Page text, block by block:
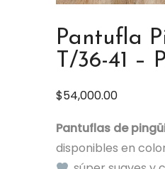
Pantufla
T/36-41 –
$54,000.00
Pantuflas de
disponibles en